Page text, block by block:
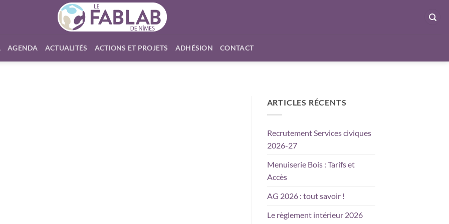
AGENDA ACTUALITÉS ACTIONS ET PROJETS ADHÉSION CONTACT
ARTICLES RÉCENTS
Recrutement Services civiques
2026-27
Menuiserie Bois : Tarifs et
Accès
AG 2026 : tout savoir !
Le règlement intérieur 2026